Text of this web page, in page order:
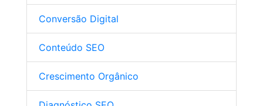
Conversão Digital
Conteúdo SEO
Crescimento Orgânico